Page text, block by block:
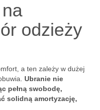
odzieży
a ten zależy w dużej
Ubranie nie
pełną swobodę,
solidną amortyzację,